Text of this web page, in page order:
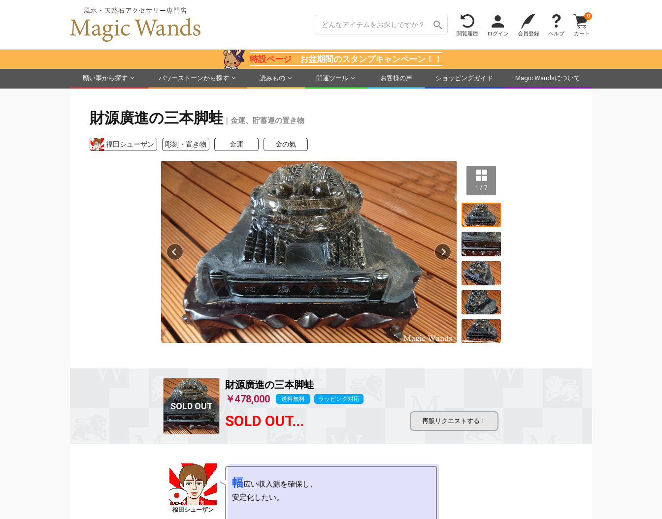
閲覧履歴 ログイン 会員登録 ヘルプ カート
0
特設ページ お盆期間のスタンプキャンペーン！！
願い事から探す パワーストーンから探す 読みもの 開運ツール お客様の声 ショッピングガイド Magic Wandsについて
財源廣進の三本脚蛙 ｜金運、貯蓄運の置き物
福田シューザン 彫刻・置き物 金運 金の氣
1 / 7
財源廣進の三本脚蛙
￥478,000
送料無料 ラッピング対応
SOLD OUT...
幅広い収入源を確保し、
安定化したい。